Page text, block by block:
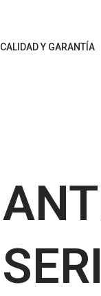
CALIDAD Y GARANTÍA